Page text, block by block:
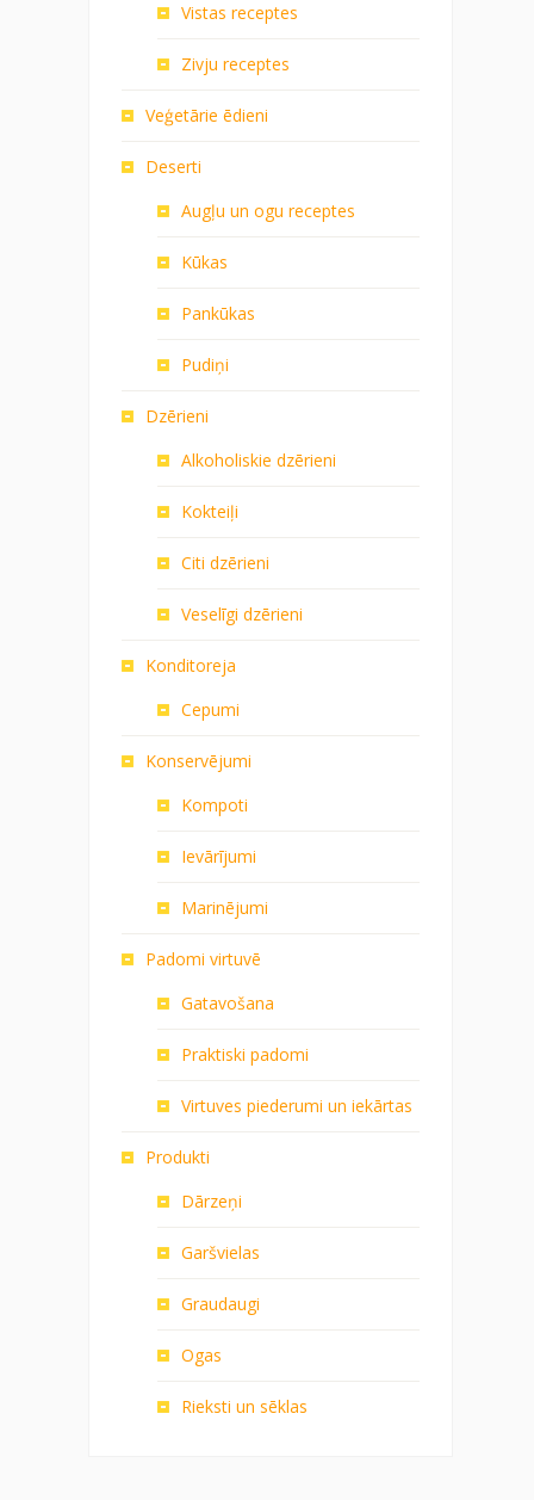
Vistas receptes
Zivju receptes
Veģetārie ēdieni
Deserti
Augļu un ogu receptes
Kūkas
Pankūkas
Pudiņi
Dzērieni
Alkoholiskie dzērieni
Kokteiļi
Citi dzērieni
Veselīgi dzērieni
Konditoreja
Cepumi
Konservējumi
Kompoti
Ievārījumi
Marinējumi
Padomi virtuvē
Gatavošana
Praktiski padomi
Virtuves piederumi un iekārtas
Produkti
Dārzeņi
Garšvielas
Graudaugi
Ogas
Rieksti un sēklas